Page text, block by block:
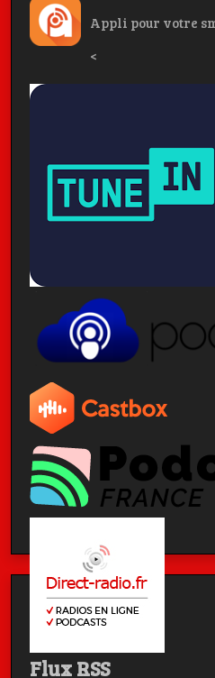
Appli pour votre
<
Flux RSS